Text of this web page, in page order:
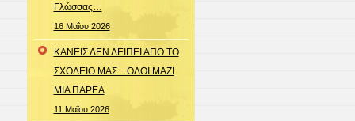
Γλώσσας…
16 Μαΐου 2026
ΚΑΝΕΙΣ ΔΕΝ ΛΕΙΠΕΙ ΑΠΟ ΤΟ
ΣΧΟΛΕΙΟ ΜΑΣ…ΟΛΟΙ ΜΑΖΙ
ΜΙΑ ΠΑΡΕΑ
11 Μαΐου 2026